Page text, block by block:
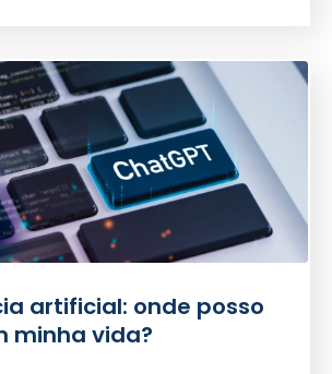
artificial: onde posso
minha vida?